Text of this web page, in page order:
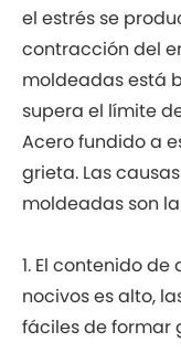
el estrés se
contracción del
moldeadas está
supera el límite
Acero fundido a
grieta. Las
moldeadas son
1. El contenido
nocivos es alto,
fáciles de formar